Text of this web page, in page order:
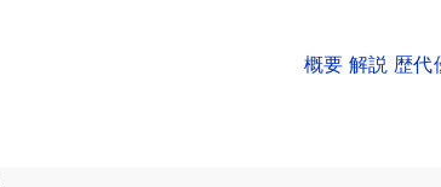
概要 解説 歴代